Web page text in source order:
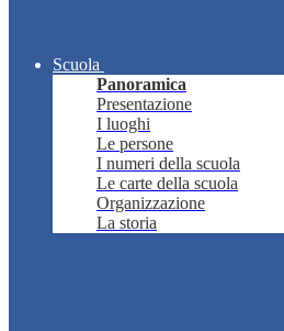
Scuola
Panoramica
Presentazione
I luoghi
Le persone
I numeri della scuola
Le carte della scuola
Organizzazione
La storia